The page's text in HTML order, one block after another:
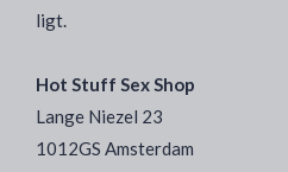
ligt.
Hot Stuff Sex Shop
Lange Niezel 23
1012GS Amsterdam